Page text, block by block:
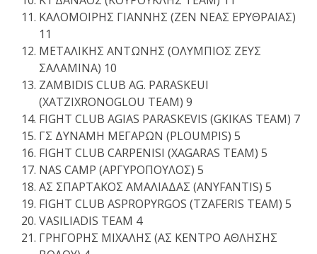
ΚΑΛΟΜΟΙΡΗΣ ΓΙΑΝΝΗΣ (ΖΕΝ ΝΕΑΣ ΕΡΥΘΡΑΙΑΣ)
11
ΜΕΤΑΛΙΚΗΣ ΑΝΤΩΝΗΣ (ΟΛΥΜΠΙΟΣ ΖΕΥΣ
ΣΑΛΑΜΙΝΑ) 10
ZAMBIDIS CLUB AG. PARASKEUI
(XATZIXRONOGLOU TEAM) 9
FIGHT CLUB AGIAS PARASKEVIS (GKIKAS TEAM) 7
ΓΣ ΔΥΝΑΜΗ ΜΕΓΑΡΩΝ (PLOUMPIS) 5
FIGHT CLUB CARPENISI (XAGARAS TEAM) 5
NAS CAMP (ΑΡΓΥΡΟΠΟΥΛΟΣ) 5
ΑΣ ΣΠΑΡΤΑΚΟΣ ΑΜΑΛΙΑΔΑΣ (ΑΝΥFANTIS) 5
FIGHT CLUB ASPROPYRGOS (TZAFERIS TEAM) 5
VASILIADIS TEAM 4
ΓΡΗΓΟΡΗΣ ΜΙΧΑΛΗΣ (ΑΣ ΚΕΝΤΡΟ ΑΘΛΗΣΗΣ